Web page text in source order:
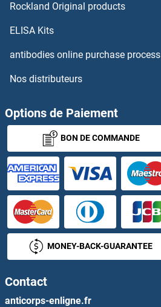
CHTF8 Anticorps
CHURC1 Anticorps
Chymotrypsin Anticorps
CIAO1 Anticorps
CIAPIN1 Anticorps
CIB1 Anticorps
CIB2 Anticorps
CIB3 Anticorps
CIC Anticorps
Rockland Original products
ELISA Kits
antibodies online purchase process
Nos distributeurs
Options de Paiement
BON DE COMMANDE
MONEY-BACK-GUARANTEE
Contact
anticorps-enligne.fr